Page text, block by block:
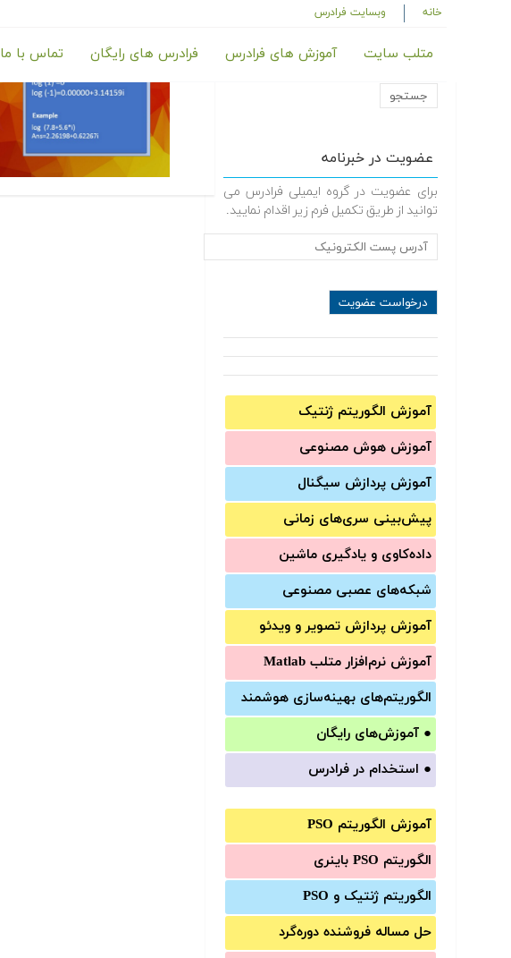
خانه وبسایت فرادرس
متلب سایت آموزش های فرادرس فرادرس های رایگان تماس با ما
عضویت در خبرنامه
برای عضویت در گروه ایمیلی فرادرس می
توانید از طریق تکمیل فرم زیر اقدام نمایید.
آموزش الگوریتم ژنتیک
آموزش‌ هوش مصنوعی
آموزش‌ پردازش سیگنال
پیش‌‌بینی سری‌‌های زمانی
داده‌کاوی و یادگیری ماشین
شبکه‌های عصبی مصنوعی
آموزش‌ پردازش تصویر و ویدئو
آموزش‌ نرم‌افزار متلب Matlab
الگوریتم‌های بهینه‌سازی هوشمند
● آموزش‌های رایگان
● استخدام در فرادرس
آموزش الگوریتم PSO
الگوریتم PSO باینری
الگوریتم ژنتیک و PSO
حل مساله فروشنده دوره‌گرد